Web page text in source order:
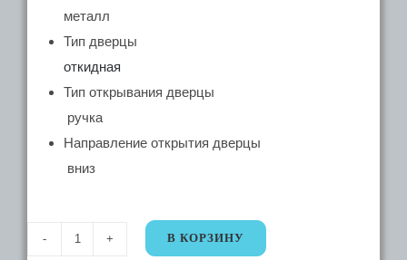
металл
Тип дверцы
откидная
Тип открывания дверцы
ручка
Направление открытия дверцы
вниз
Количество
В КОРЗИНУ